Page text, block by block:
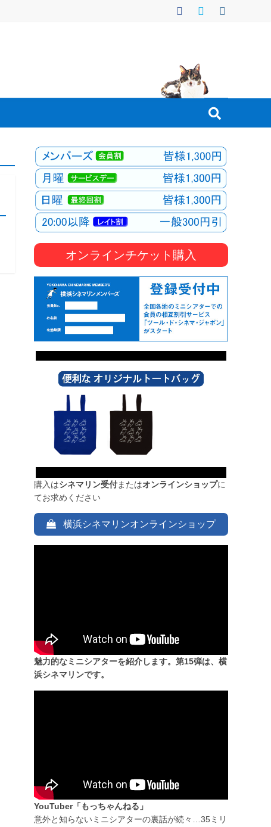
オンラインチケット購入
購入はシネマリン受付またはオンラインショップに
てお求めください
横浜シネマリンオンラインショップ
魅力的なミニシアターを紹介します。第15弾は、横
浜シネマリンです。
YouTuber「もっちゃんねる」
意外と知らないミニシアターの裏話が続々…35ミリ